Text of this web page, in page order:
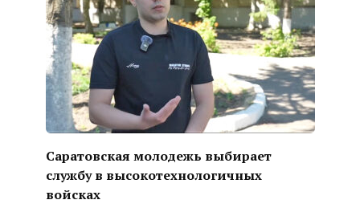
Саратовская молодежь выбирает
службу в высокотехнологичных
войсках